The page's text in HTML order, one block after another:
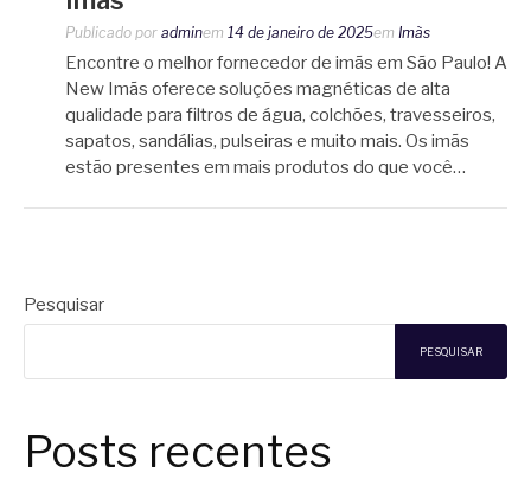
Publicado por adminem 14 de janeiro de 2025em Imãs
Encontre o melhor fornecedor de imãs em São Paulo! A
New Imãs oferece soluções magnéticas de alta
qualidade para filtros de água, colchões, travesseiros,
sapatos, sandálias, pulseiras e muito mais. Os imãs
estão presentes em mais produtos do que você…
Pesquisar
PESQUISAR
Posts recentes